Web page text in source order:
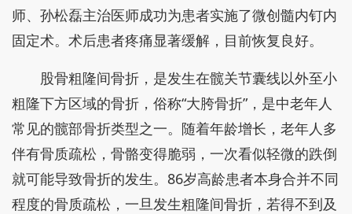
师、孙松磊主治医师成功为患者实施了微创髓内钉内
固定术。术后患者疼痛显著缓解，目前恢复良好。
股骨粗隆间骨折，是发生在髋关节囊线以外至小
粗隆下方区域的骨折，俗称“大胯骨折”，是中老年人
常见的髋部骨折类型之一。随着年龄增长，老年人多
伴有骨质疏松，骨骼变得脆弱，一次看似轻微的跌倒
就可能导致骨折的发生。86岁高龄患者本身合并不同
程度的骨质疏松，一旦发生粗隆间骨折，若得不到及